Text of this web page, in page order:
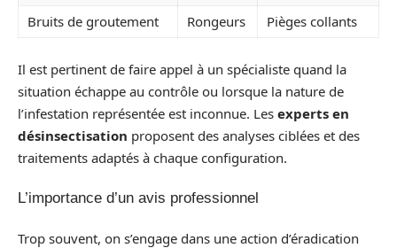
Bruits de groutement
Rongeurs Pièges collants
Il est pertinent de faire appel à un spécialiste quand la
situation échappe au contrôle ou lorsque la nature de
l’infestation représentée est inconnue. Les experts en
désinsectisation proposent des analyses ciblées et des
traitements adaptés à chaque configuration.
L’importance d’un avis professionnel
Trop souvent, on s’engage dans une action d’éradication